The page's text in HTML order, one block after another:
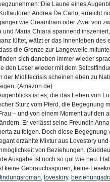
Die Laune eines
Andrea De Carlo, erreicht
wie Creamtrain oder Zwei von
und Maria Chiara spannend
lüftet, wälzt er das Innenleben des
die Grenze zur Langeweile
sich daneben immer wieder
den Leser wieder mit dem
der Midlifecrisis scheinen eben zu
(Amazon.de)
ist es, die das Leben von
Sturz vom Pferd, die Begegnung
– und von einem Moment auf den
Er verlässt seine Freundin
zu folgen. Doch diese Begegnung
erzählte Mixtur aus Lovestory
von Beziehungen.
Ausgabe ist noch so gut wie neu.
keine Gebrauchsspuren, keine
, lovestory,